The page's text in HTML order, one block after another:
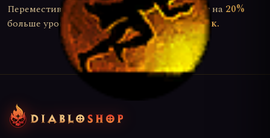
Переместившись на 25 м, монахиня наносит на 20%
больше урона. Длительность эффекта —6 сек.